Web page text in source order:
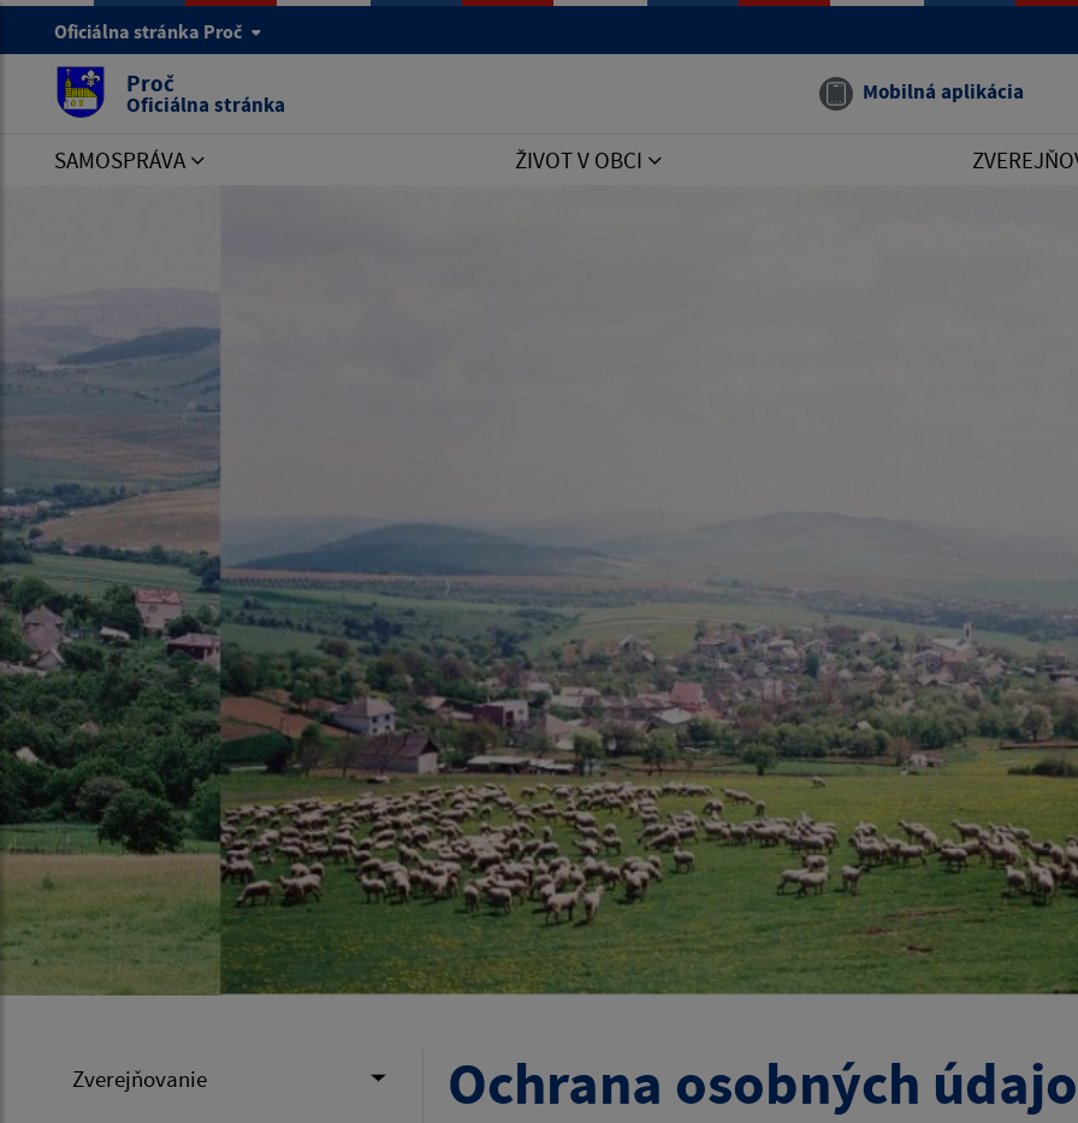
Oficiálna stránka Proč
Proč
Oficiálna stránka Mobilná aplikácia
SAMOSPRÁVA ŽIVOT V OBCI
Zverejňovanie Ochrana osobných